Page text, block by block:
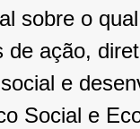
sobre o
de ação,
e
Social e